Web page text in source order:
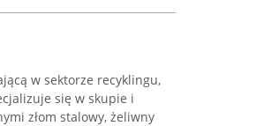
w sektorze recyklingu,
się w skupie i
złom stalowy, żeliwny